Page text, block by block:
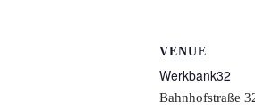
VENUE
Werkbank32
Bahnhofstraße